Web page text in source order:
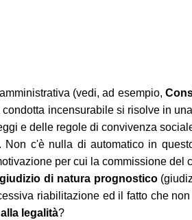
(vedi, ad esempio,
condotta incensurabile si risolve in
e delle regole di convivenza
c'è nulla di automatico in
per cui la commissione del
giudizio di natura prognostico
riabilitazione ed il fatto che
legalità?